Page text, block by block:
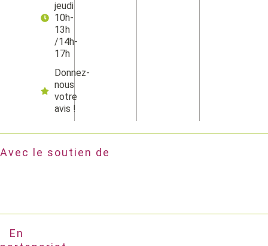
jeudi
10h-
13h
/14h-
17h
Donnez-
nous
votre
avis !
Avec le soutien de
En